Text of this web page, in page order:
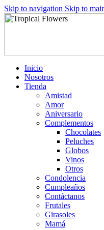
Skip to navigation Skip to
Inicio
Nosotros
Tienda
Amistad
Amor
Aniversario
Complementos
Chocolates
Peluches
Globos
Vinos
Otros
Condolencia
Cumpleaños
Contáctanos
Frutales
Girasoles
Mamá